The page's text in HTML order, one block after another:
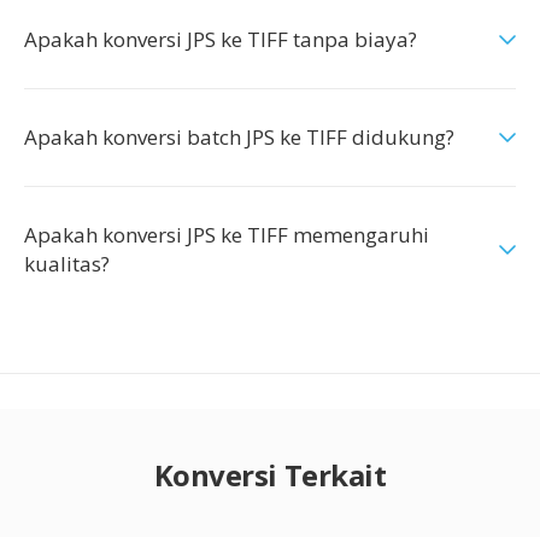
Apakah konversi JPS ke TIFF tanpa biaya?
Apakah konversi batch JPS ke TIFF didukung?
Apakah konversi JPS ke TIFF memengaruhi
kualitas?
Konversi Terkait